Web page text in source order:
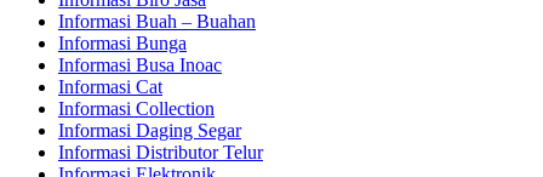
Informasi Buah – Buahan
Informasi Bunga
Informasi Busa Inoac
Informasi Cat
Informasi Collection
Informasi Daging Segar
Informasi Distributor Telur